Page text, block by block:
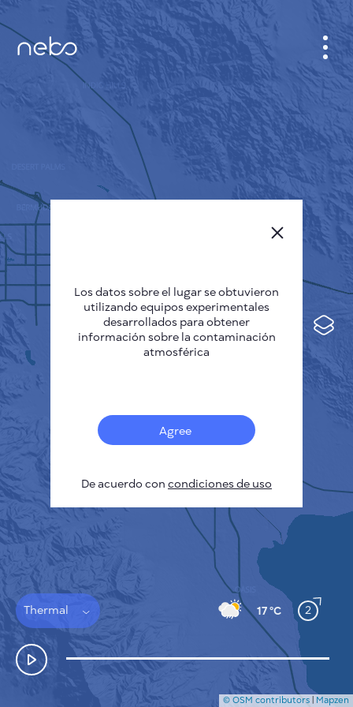
Sensores
Mapa de contaminación
Thermal 17 °C 2
GABINETE
PLANO DE LA CIUDAD
SENSOR NEBO
QUIÉNES SOMOS
Deutsch
Español
Français
CÓMO FUNCIONA
POLÍTICA DE PRIVACIDAD
CONDICIONES GENERALES
GUÍA DE INSTALACIÓN
FAQ
CONTACTE CON NOSOTROS
© OSM contributors | Mapzen
Los datos sobre el lugar se obtuvieron
utilizando equipos experimentales
desarrollados para obtener
información sobre la contaminación
atmosférica
Agree
De acuerdo con condiciones de uso